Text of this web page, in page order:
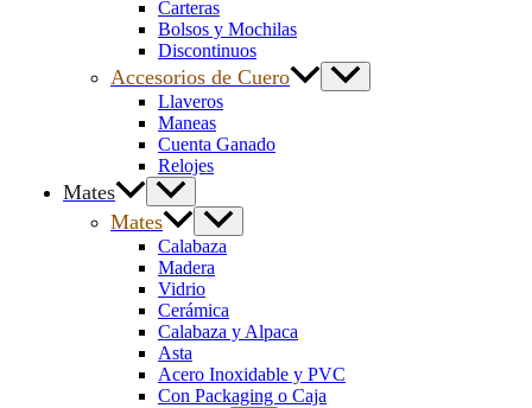
Carteras
Bolsos y Mochilas
Discontinuos
Accesorios de Cuero
Llaveros
Maneas
Cuenta Ganado
Relojes
Mates
Mates
Calabaza
Madera
Vidrio
Cerámica
Calabaza y Alpaca
Asta
Acero Inoxidable y PVC
Con Packaging o Caja